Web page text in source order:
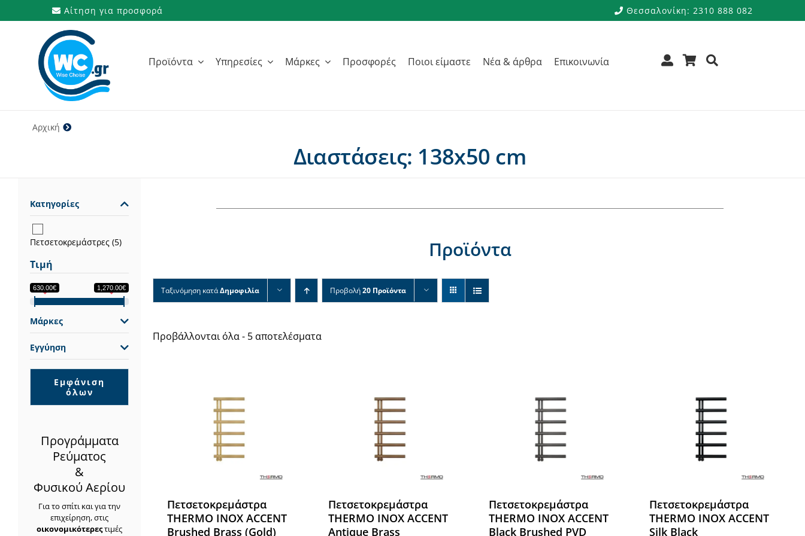
στο
περιεχόμενο
Αίτηση για προσφορά Θεσσαλονίκη: 2310 888 082
Προϊόντα Υπηρεσίες Μάρκες Προσφορές Ποιοι είμαστε Νέα & άρθρα Επικοινωνία
Αρχική
Διαστάσεις: 138x50 cm
Προϊόντα
Ταξινόμηση κατάΔημοφιλία Προβολή20 Προϊόντα
Προβάλλονται όλα - 5 αποτελέσματα
Πετσετοκρεμάστρα
THERMO INOX ACCENT
Brushed Brass (Gold)
Πετσετοκρεμάστρα
THERMO INOX ACCENT
Antique Brass
Πετσετοκρεμάστρα
THERMO INOX ACCENT
Black Brushed PVD
Πετσετοκρεμάστρα
THERMO INOX ACCENT
Silk Black
Κατηγορίες
Πετσετοκρεμάστρες (5)
Τιμή
630.00€ 1,270.00€
Μάρκες
Εγγύηση
Εμφάνιση
όλων
Προγράμματα
Ρεύματος
&
Φυσικού Αερίου
Για το σπίτι και για την
επιχείρηση, στις
οικονομικότερεςτιμές